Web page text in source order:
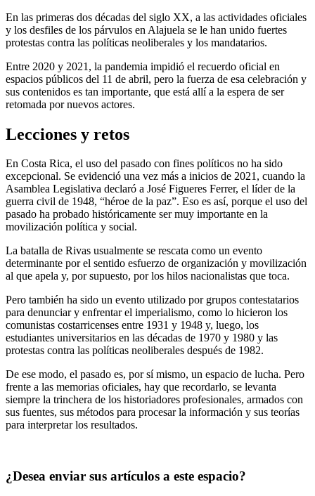
En las primeras dos décadas del siglo XX, a las actividades oficiales
y los desfiles de los párvulos en Alajuela se le han unido fuertes
protestas contra las políticas neoliberales y los mandatarios.
Entre 2020 y 2021, la pandemia impidió el recuerdo oficial en
espacios públicos del 11 de abril, pero la fuerza de esa celebración y
sus contenidos es tan importante, que está allí a la espera de ser
retomada por nuevos actores.
Lecciones y retos
En Costa Rica, el uso del pasado con fines políticos no ha sido
excepcional. Se evidenció una vez más a inicios de 2021, cuando la
Asamblea Legislativa declaró a José Figueres Ferrer, el líder de la
guerra civil de 1948, “héroe de la paz”. Eso es así, porque el uso del
pasado ha probado históricamente ser muy importante en la
movilización política y social.
La batalla de Rivas usualmente se rescata como un evento
determinante por el sentido esfuerzo de organización y movilización
al que apela y, por supuesto, por los hilos nacionalistas que toca.
Pero también ha sido un evento utilizado por grupos contestatarios
para denunciar y enfrentar el imperialismo, como lo hicieron los
comunistas costarricenses entre 1931 y 1948 y, luego, los
estudiantes universitarios en las décadas de 1970 y 1980 y las
protestas contra las políticas neoliberales después de 1982.
De ese modo, el pasado es, por sí mismo, un espacio de lucha. Pero
frente a las memorias oficiales, hay que recordarlo, se levanta
siempre la trinchera de los historiadores profesionales, armados con
sus fuentes, sus métodos para procesar la información y sus teorías
para interpretar los resultados.
¿Desea enviar sus artículos a este espacio?